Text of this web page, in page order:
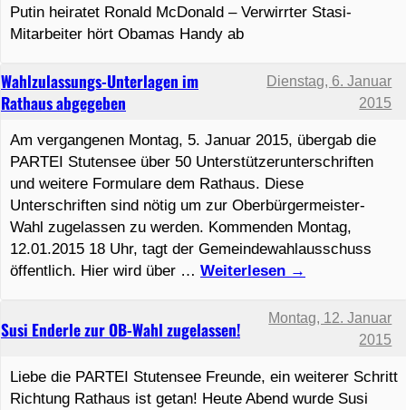
Susi Enderle zur OB-Wahl zugelassen!
Montag, 12. Januar
2015
Liebe die PARTEI Stutensee Freunde, ein weiterer Schritt
Richtung Rathaus ist getan! Heute Abend wurde Susi
Wahlzulassungs-Unterlagen im
Rathaus abgegeben
Dienstag, 6. Januar
2015
Am vergangenen Montag, 5. Januar 2015, übergab die
PARTEI Stutensee über 50 Unterstützerunterschriften
und weitere Formulare dem Rathaus. Diese
Unterschriften sind nötig um zur Oberbürgermeister-
Wahl zugelassen zu werden. Kommenden Montag,
12.01.2015 18 Uhr, tagt der Gemeindewahlausschuss
öffentlich. Hier wird über … Weiterlesen →
Putin heiratet Ronald McDonald – Verwirrter Stasi-
Mitarbeiter hört Obamas Handy ab